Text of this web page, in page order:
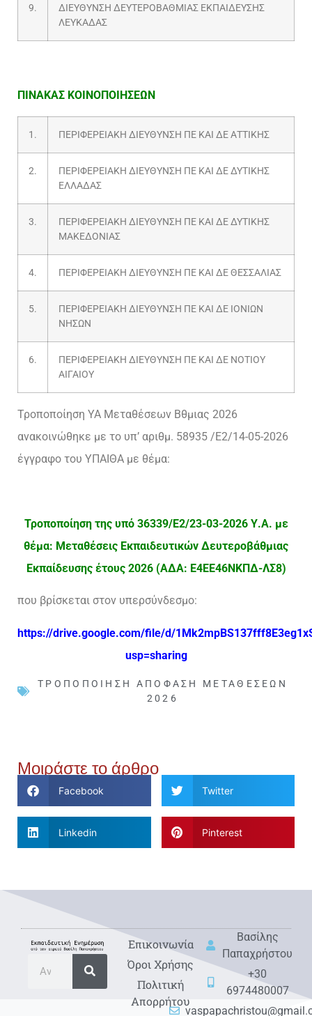
9.
ΔΙΕΥΘΥΝΣΗ ΔΕΥΤΕΡΟΒΑΘΜΙΑΣ ΕΚΠΑΙΔΕΥΣΗΣ
ΛΕΥΚΑΔΑΣ
ΠΙΝΑΚΑΣ ΚΟΙΝΟΠΟΙΗΣΕΩΝ
1. ΠΕΡΙΦΕΡΕΙΑΚΗ ΔΙΕΥΘΥΝΣΗ ΠΕ ΚΑΙ ΔΕ ΑΤΤΙΚΗΣ
2.
ΠΕΡΙΦΕΡΕΙΑΚΗ ΔΙΕΥΘΥΝΣΗ ΠΕ ΚΑΙ ΔΕ ΔΥΤΙΚΗΣ
ΕΛΛΑΔΑΣ
3.
ΠΕΡΙΦΕΡΕΙΑΚΗ ΔΙΕΥΘΥΝΣΗ ΠΕ ΚΑΙ ΔΕ ΔΥΤΙΚΗΣ
ΜΑΚΕΔΟΝΙΑΣ
4. ΠΕΡΙΦΕΡΕΙΑΚΗ ΔΙΕΥΘΥΝΣΗ ΠΕ ΚΑΙ ΔΕ ΘΕΣΣΑΛΙΑΣ
5.
ΠΕΡΙΦΕΡΕΙΑΚΗ ΔΙΕΥΘΥΝΣΗ ΠΕ ΚΑΙ ΔΕ ΙΟΝΙΩΝ
ΝΗΣΩΝ
6.
ΠΕΡΙΦΕΡΕΙΑΚΗ ΔΙΕΥΘΥΝΣΗ ΠΕ ΚΑΙ ΔΕ ΝΟΤΙΟΥ
ΑΙΓΑΙΟΥ
Τροποποίηση ΥΑ Μεταθέσεων Βθμιας 2026
ανακοινώθηκε με το υπ’ αριθμ. 58935 /Ε2/14-05-2026
έγγραφο του ΥΠΑΙΘΑ με θέμα:
Τροποποίηση της υπό 36339/Ε2/23-03-2026 Υ.Α. με
θέμα: Μεταθέσεις Εκπαιδευτικών Δευτεροβάθμιας
Εκπαίδευσης έτους 2026 (ΑΔΑ: Ε4ΕΕ46ΝΚΠΔ-ΛΣ8)
που βρίσκεται στον υπερσύνδεσμο:
https://drive.google.com/file/d/
usp=sharing
ΤΡΟΠΟΠΟΊΗΣΗ ΑΠΌΦΑΣΗ ΜΕΤΑΘΈΣΕΩΝ
2026
Μοιράστε το άρθρο
Facebook Twitter
Linkedin Pinterest
Eπικοινωνία
Όροι Χρήσης
Πολιτική
Απορρήτου
Βασίλης
Παπαχρήστου
+30
6974480007